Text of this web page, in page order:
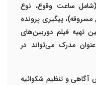
ساعت وقوع، نوع
پیگیری پرونده
تهیهفیلم دوربین‌های
مدرک می‌تواند در
آگاهی و تنظیم شکوائیه